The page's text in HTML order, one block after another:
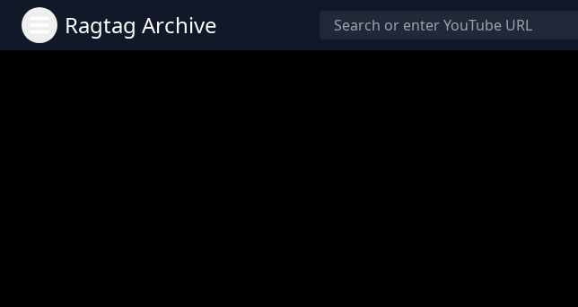
Ragtag Archive